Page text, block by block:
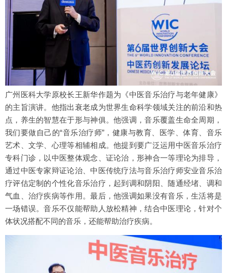
广州医科大学原校长王新华作题为《中医音乐治疗与老年健康》
的主旨演讲。他指出衰老成为世界生命科学领域关注的前沿和热
点，养生的智慧在于形与神俱。他强调，音乐覆盖生命全周期，
我们要做自己的“音乐治疗师”，健康与教育、医学、体育、音乐
艺术、文学、心理等相辅相成。他提到要广泛运用中医音乐治疗
专科门诊，以中医整体观念、证论治，形神合一等理论为排导，
通过中医专家辩证论治、中医传统疗法与音乐治疗师安业音乐治
疗评估定制的个性化音乐治疗，起到调和阴阳、随通经堵、调和
气血、治疗疾病等作用。最后，他强调如果没有音乐，生活将是
一场错误。音乐不仅能帮助人放松精神，结合中医理论，针对个
体状况搭配不同的音乐，还能帮助治疗疾病。